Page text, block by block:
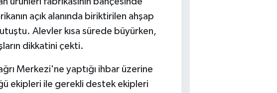
açık alanında biriktirilen ahşap
Alevler kısa sürede büyürken,
dikkatini çekti.
Merkezi'ne yaptığı ihbar üzerine
ekipleri ile gerekli destek ekipleri